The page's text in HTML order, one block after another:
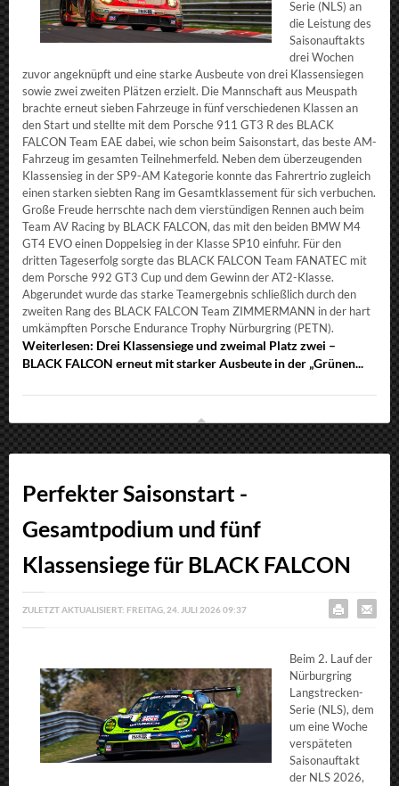
Serie (NLS) an
die Leistung des
Saisonauftakts
drei Wochen
zuvor angeknüpft und eine starke Ausbeute von drei Klassensiegen
sowie zwei zweiten Plätzen erzielt. Die Mannschaft aus Meuspath
brachte erneut sieben Fahrzeuge in fünf verschiedenen Klassen an
den Start und stellte mit dem Porsche 911 GT3 R des BLACK
FALCON Team EAE dabei, wie schon beim Saisonstart, das beste AM-
Fahrzeug im gesamten Teilnehmerfeld. Neben dem überzeugenden
Klassensieg in der SP9-AM Kategorie konnte das Fahrertrio zugleich
einen starken siebten Rang im Gesamtklassement für sich verbuchen.
Große Freude herrschte nach dem vierstündigen Rennen auch beim
Team AV Racing by BLACK FALCON, das mit den beiden BMW M4
GT4 EVO einen Doppelsieg in der Klasse SP10 einfuhr. Für den
dritten Tageserfolg sorgte das BLACK FALCON Team FANATEC mit
dem Porsche 992 GT3 Cup und dem Gewinn der AT2-Klasse.
Abgerundet wurde das starke Teamergebnis schließlich durch den
zweiten Rang des BLACK FALCON Team ZIMMERMANN in der hart
umkämpften Porsche Endurance Trophy Nürburgring (PETN).
Weiterlesen: Drei Klassensiege und zweimal Platz zwei –
BLACK FALCON erneut mit starker Ausbeute in der „Grünen...
Perfekter Saisonstart -
Gesamtpodium und fünf
Klassensiege für BLACK FALCON
ZULETZT AKTUALISIERT: FREITAG, 24. JULI 2026 09:37
Beim 2. Lauf der
Nürburgring
Langstrecken-
Serie (NLS), dem
um eine Woche
verspäteten
Saisonauftakt
der NLS 2026,